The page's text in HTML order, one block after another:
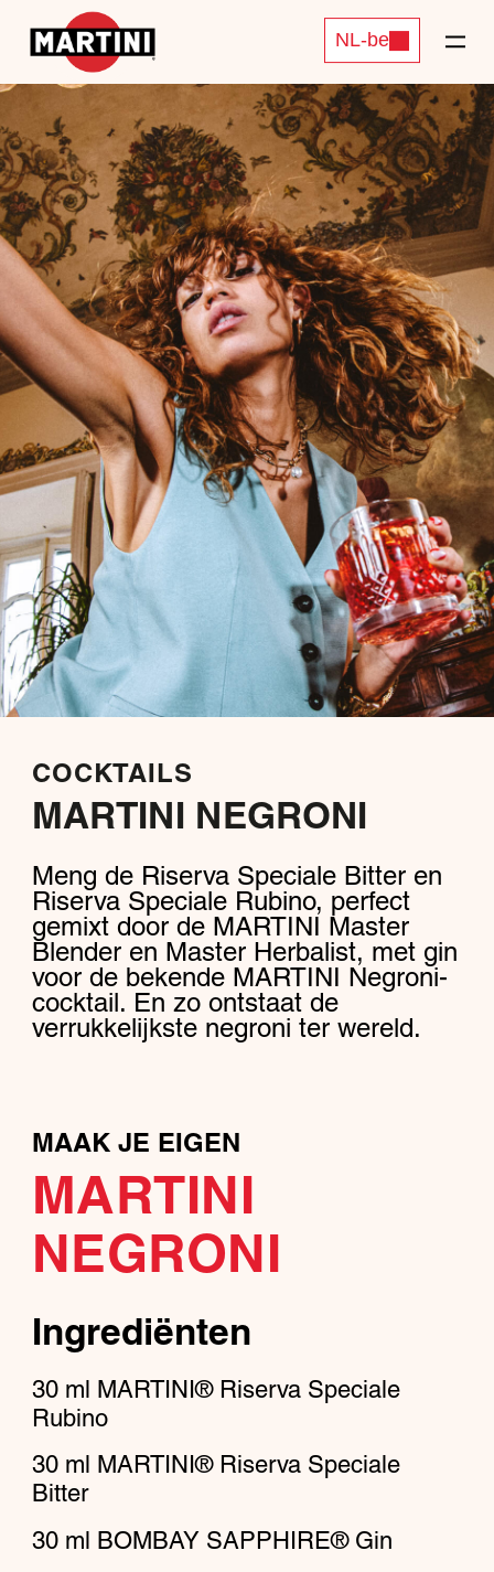
NL-be
COCKTAILS
MARTINI NEGRONI
Meng de Riserva Speciale Bitter en
Riserva Speciale Rubino, perfect
gemixt door de MARTINI Master
Blender en Master Herbalist, met gin
voor de bekende MARTINI Negroni-
cocktail. En zo ontstaat de
verrukkelijkste negroni ter wereld.
MAAK JE EIGEN
MARTINI
NEGRONI
Ingrediënten
30 ml MARTINI® Riserva Speciale
Rubino
30 ml MARTINI® Riserva Speciale
Bitter
30 ml BOMBAY SAPPHIRE® Gin